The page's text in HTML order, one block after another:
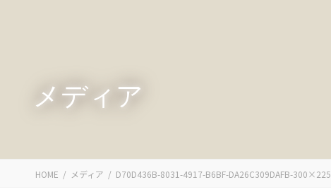
メディア
HOME メディア D70D436B-8031-4917-B6BF-DA26C309DAFB-300×225